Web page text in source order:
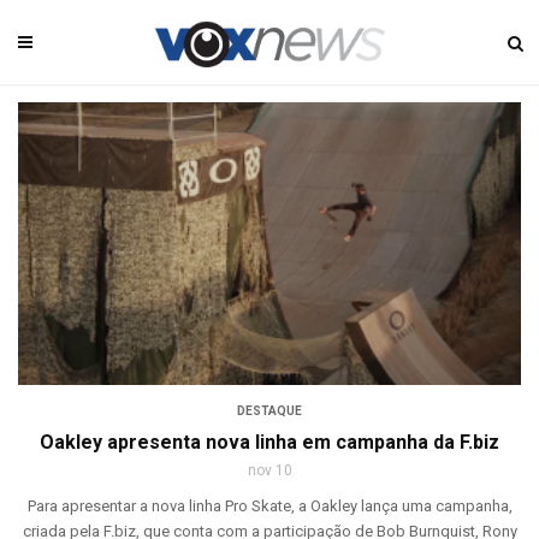
DESTAQUE
Oakley apresenta nova linha em campanha da F.biz
nov 10
Para apresentar a nova linha Pro Skate, a Oakley lança uma campanha,
criada pela F.biz, que conta com a participação de Bob Burnquist, Rony